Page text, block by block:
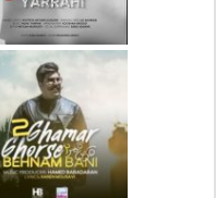
دانلود آهنگ جدید
یراحی بنام اسرار